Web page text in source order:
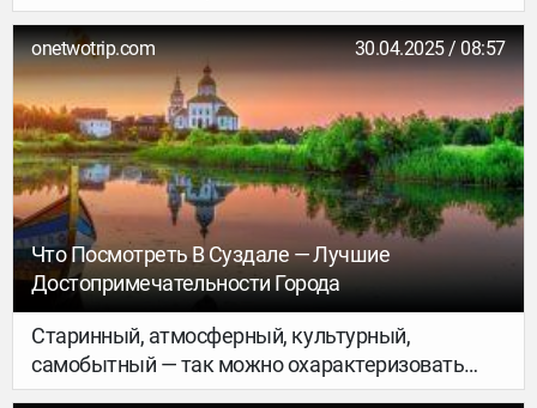
культурные события, кажется, доходят до тебя в
последнюю очередь, рассказываем, на кого
стоит подписаться в соцсетях, чтобы быть в
курсе самых интересных, нетривиальных
событий города.
onetwotrip.com 30.04.2025 / 08:57
Что Посмотреть В Суздале — Лучшие
Достопримечательности Города
Старинный, атмосферный, культурный,
самобытный — так можно охарактеризовать
маленький город во Владимирской области.